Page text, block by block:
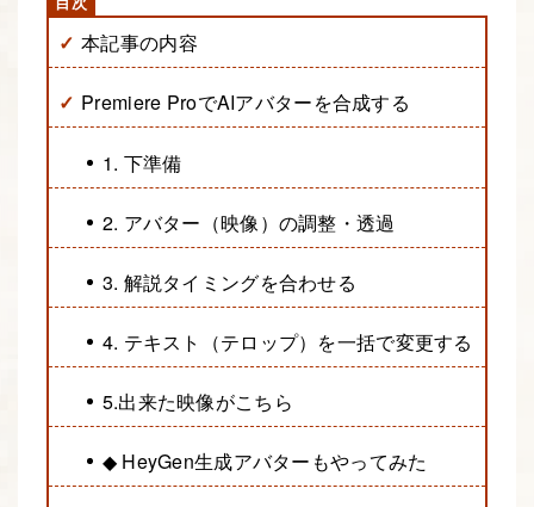
本記事の内容
Premiere ProでAIアバターを合成する
1. 下準備
2. アバター（映像）の調整・透過
3. 解説タイミングを合わせる
4. テキスト（テロップ）を一括で変更する
5.出来た映像がこちら
◆ HeyGen生成アバターもやってみた